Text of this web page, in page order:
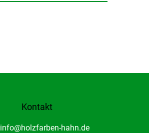
Kontakt
info@holzfarben-hahn.de